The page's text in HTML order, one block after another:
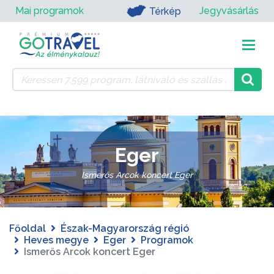
Mai programok Térkép Jegyvásárlás
Eger
Ismerős Arcok koncert Eger
Főoldal
Észak-Magyarország régió
Heves megye
Eger
Programok
Ismerős Arcok koncert Eger